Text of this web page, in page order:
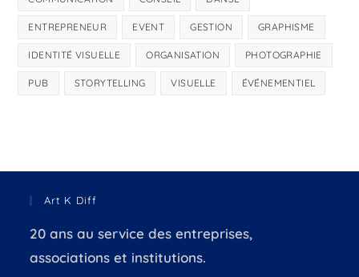
ENTREPRENEUR EVENT GESTION GRAPHISME
IDENTITÉ VISUELLE ORGANISATION PHOTOGRAPHIE
PUB STORYTELLING VISUELLE ÉVÉNEMENTIEL
Art K Diff
20 ans au service des entreprises,
associations et institutions.